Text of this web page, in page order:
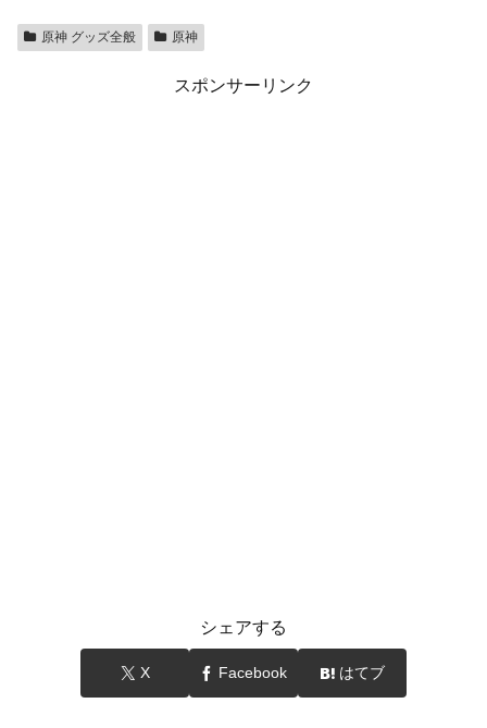
原神 グッズ全般 原神
スポンサーリンク
シェアする
X Facebook はてブ